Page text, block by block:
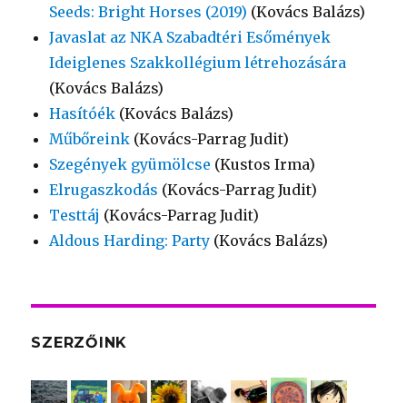
Seeds: Bright Horses (2019) (Kovács Balázs)
Javaslat az NKA Szabadtéri Esőmények
Ideiglenes Szakkollégium létrehozására
(Kovács Balázs)
Hasítóék (Kovács Balázs)
Műbőreink (Kovács-Parrag Judit)
Szegények gyümölcse (Kustos Irma)
Elrugaszkodás (Kovács-Parrag Judit)
Testtáj (Kovács-Parrag Judit)
Aldous Harding: Party (Kovács Balázs)
SZERZŐINK